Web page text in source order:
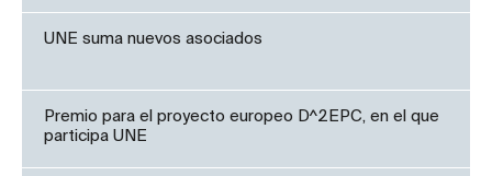
UNE suma nuevos asociados
Premio para el proyecto europeo D^2EPC, en el que
participa UNE